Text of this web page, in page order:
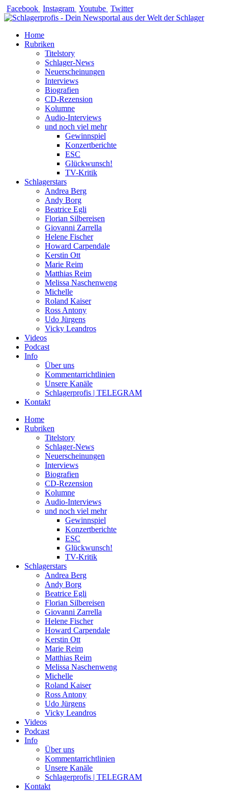
Zum
Inhalt
Facebook Instagram Youtube Twitter
Home
Rubriken
Titelstory
Schlager-News
Neuerscheinungen
Interviews
Biografien
CD-Rezension
Kolumne
Audio-Interviews
und noch viel mehr
Gewinnspiel
Konzertberichte
ESC
Glückwunsch!
TV-Kritik
Schlagerstars
Andrea Berg
Andy Borg
Beatrice Egli
Florian Silbereisen
Giovanni Zarrella
Helene Fischer
Howard Carpendale
Kerstin Ott
Marie Reim
Matthias Reim
Melissa Naschenweng
Michelle
Roland Kaiser
Ross Antony
Udo Jürgens
Vicky Leandros
Videos
Podcast
Info
Über uns
Kommentarrichtlinien
Unsere Kanäle
Schlagerprofis | TELEGRAM
Kontakt
Home
Rubriken
Titelstory
Schlager-News
Neuerscheinungen
Interviews
Biografien
CD-Rezension
Kolumne
Audio-Interviews
und noch viel mehr
Gewinnspiel
Konzertberichte
ESC
Glückwunsch!
TV-Kritik
Schlagerstars
Andrea Berg
Andy Borg
Beatrice Egli
Florian Silbereisen
Giovanni Zarrella
Helene Fischer
Howard Carpendale
Kerstin Ott
Marie Reim
Matthias Reim
Melissa Naschenweng
Michelle
Roland Kaiser
Ross Antony
Udo Jürgens
Vicky Leandros
Videos
Podcast
Info
Über uns
Kommentarrichtlinien
Unsere Kanäle
Schlagerprofis | TELEGRAM
Kontakt